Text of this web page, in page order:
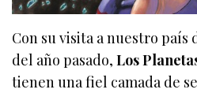
Con su visita a nuestro
del año pasado,Los
tienen una fiel camada de